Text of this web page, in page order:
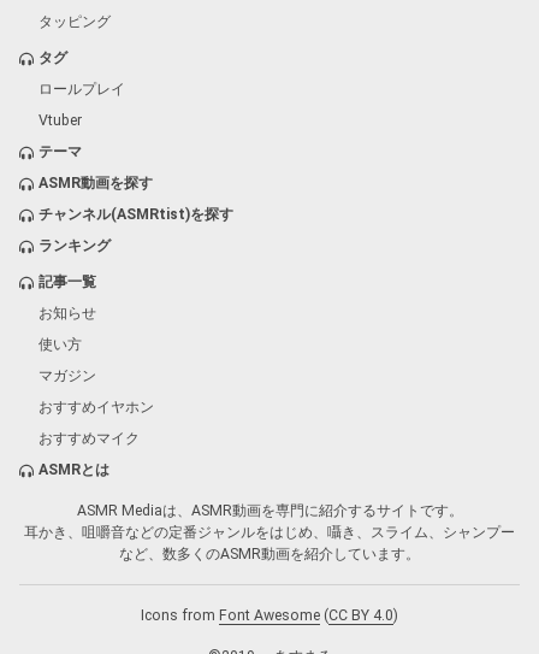
タッピング
タグ
ロールプレイ
Vtuber
テーマ
ASMR動画を探す
チャンネル(ASMRtist)を探す
ランキング
記事一覧
お知らせ
使い方
マガジン
おすすめイヤホン
おすすめマイク
ASMRとは
ASMR Mediaは、ASMR動画を専門に紹介するサイトです。
耳かき、咀嚼音などの定番ジャンルをはじめ、囁き、スライム、シャンプー
など、数多くのASMR動画を紹介しています。
Icons from Font Awesome (CC BY 4.0)